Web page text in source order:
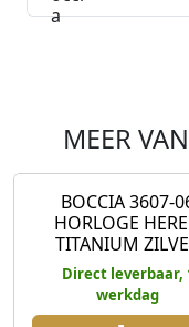
MEER €
BOCCIA 3607-
HORLOGE
TITANIUM
Direct leverbaar,
werkdag